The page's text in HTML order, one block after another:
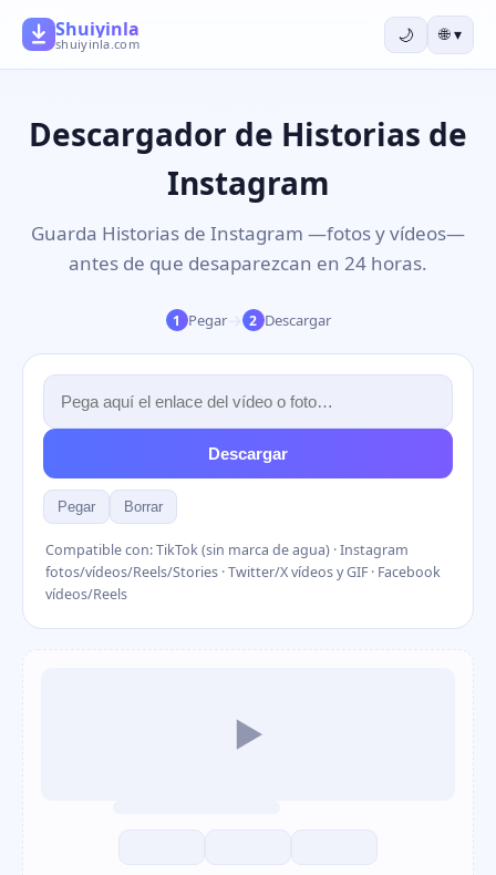
Shuiyinla
shuiyinla.com 🌙 🌐▾
Descargador de Historias de
Instagram
Guarda Historias de Instagram —fotos y vídeos—
antes de que desaparezcan en 24 horas.
1 Pegar→ 2 Descargar
Descargar
Pegar Borrar
Compatible con: TikTok (sin marca de agua) · Instagram
fotos/vídeos/Reels/Stories · Twitter/X vídeos y GIF · Facebook
vídeos/Reels
▶